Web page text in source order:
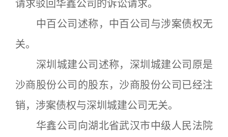
请求驳回华鑫公司的诉讼请求。
中百公司述称，中百公司与涉案债权无
关。
深圳城建公司述称，深圳城建公司原是
沙商股份公司的股东，沙商股份公司已经注
销，涉案债权与深圳城建公司无关。
华鑫公司向湖北省武汉市中级人民法院